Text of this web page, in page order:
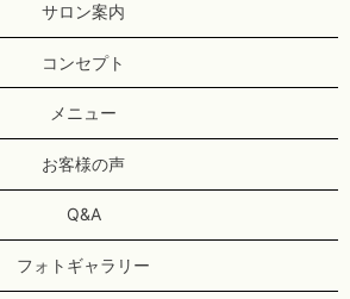
サロン案内
コンセプト
メニュー
お客様の声
Q&A
フォトギャラリー